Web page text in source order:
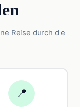
Reise durch die
📍